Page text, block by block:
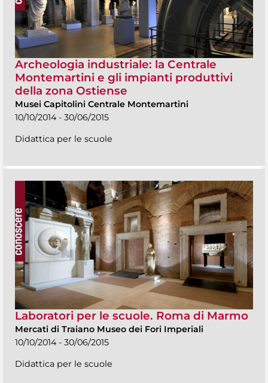
Archeologia industriale: la Centrale
Montemartini e gli impianti produttivi
della zona Ostiense
Musei Capitolini Centrale Montemartini
10/10/2014 - 30/06/2015
Didattica per le scuole
Laboratori per le scuole. Roma di Marmo
Mercati di Traiano Museo dei Fori Imperiali
10/10/2014 - 30/06/2015
Didattica per le scuole